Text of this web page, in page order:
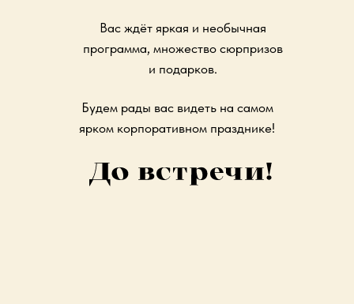
Вас ждёт яркая и необычная
программа, множество сюрпризов
и подарков.
Будем рады вас видеть на самом
ярком корпоративном празднике!